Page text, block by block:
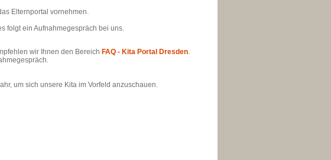
Elternportal vornehmen.
folgt ein Aufnahmegespräch bei uns.
wir Ihnen den Bereich FAQ - Kita Portal Dresden.
um sich unsere Kita im Vorfeld anzuschauen.